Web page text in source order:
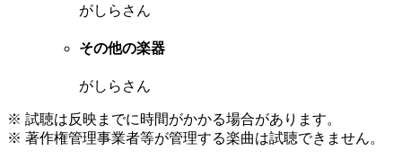
がしらさん
その他の楽器
がしらさん
※ 試聴は反映までに時間がかかる場合があります。
※ 著作権管理事業者等が管理する楽曲は試聴できません。